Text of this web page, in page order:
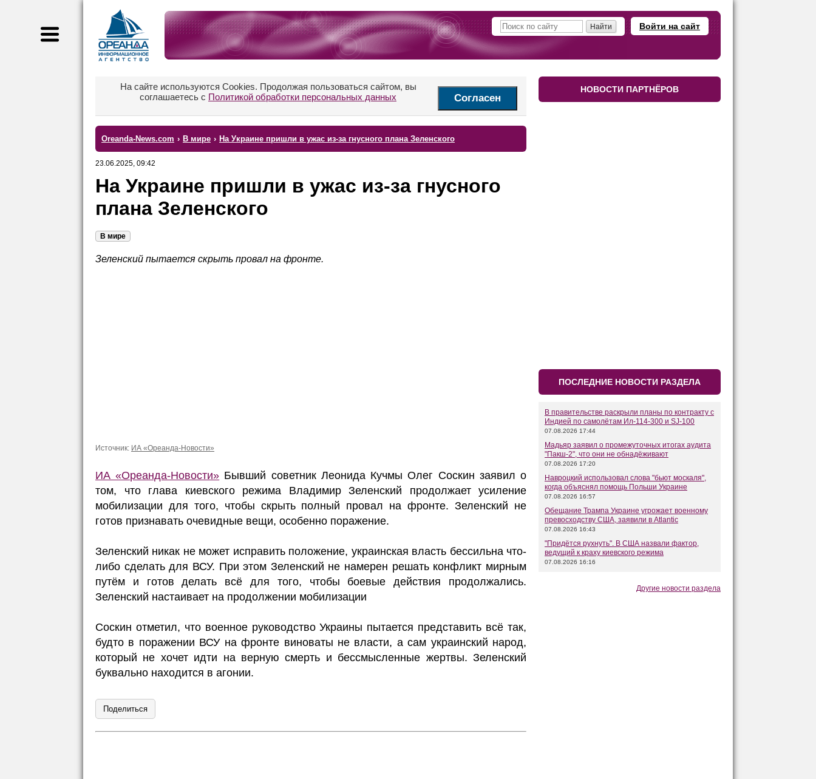
Войти на сайт
На сайте используются Cookies. Продолжая пользоваться сайтом, вы
соглашаетесь с Политикой обработки персональных данных Согласен
Oreanda-News.com › В мире › На Украине пришли в ужас из-за гнусного плана Зеленского
23.06.2025, 09:42
На Украине пришли в ужас из-за гнусного
плана Зеленского
В мире
Зеленский пытается скрыть провал на фронте.
Источник: ИА «Ореанда-Новости»
ИА «Ореанда-Новости» Бывший советник Леонида Кучмы Олег Соскин заявил о
том, что глава киевского режима Владимир Зеленский продолжает усиление
мобилизации для того, чтобы скрыть полный провал на фронте. Зеленский не
готов признавать очевидные вещи, особенно поражение.
Зеленский никак не может исправить положение, украинская власть бессильна что-
либо сделать для ВСУ. При этом Зеленский не намерен решать конфликт мирным
путём и готов делать всё для того, чтобы боевые действия продолжались.
Зеленский настаивает на продолжении мобилизации
Соскин отметил, что военное руководство Украины пытается представить всё так,
будто в поражении ВСУ на фронте виноваты не власти, а сам украинский народ,
который не хочет идти на верную смерть и бессмысленные жертвы. Зеленский
буквально находится в агонии.
Поделиться
НОВОСТИ ПАРТНЁРОВ
ПОСЛЕДНИЕ НОВОСТИ РАЗДЕЛА
В правительстве раскрыли планы по контракту с
Индией по самолётам Ил-114-300 и SJ-100
07.08.2026 17:44
Мадьяр заявил о промежуточных итогах аудита
"Пакш-2", что они не обнадёживают
07.08.2026 17:20
Навроцкий использовал слова "бьют москаля",
когда объяснял помощь Польши Украине
07.08.2026 16:57
Обещание Трампа Украине угрожает военному
превосходству США, заявили в Atlantic
07.08.2026 16:43
"Придётся рухнуть". В США назвали фактор,
ведущий к краху киевского режима
07.08.2026 16:16
Другие новости раздела